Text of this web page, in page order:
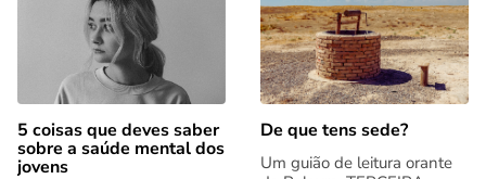
5 coisas que deves saber
sobre a saúde mental dos
jovens
De que tens sede?
Um guião de leitura orante